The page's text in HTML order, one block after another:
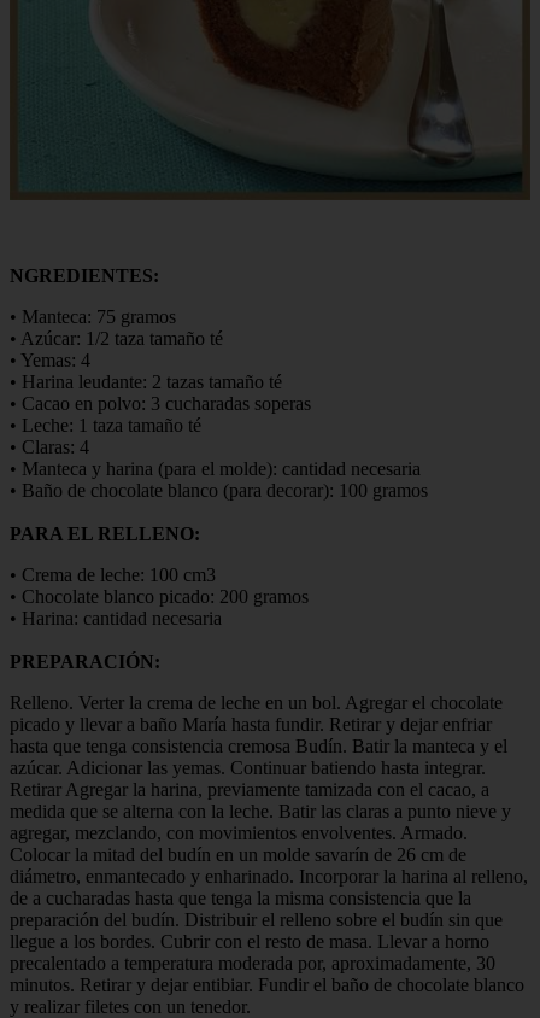
NGREDIENTES:
• Manteca: 75 gramos
• Azúcar: 1/2 taza tamaño té
• Yemas: 4
• Harina leudante: 2 tazas tamaño té
• Cacao en polvo: 3 cucharadas soperas
• Leche: 1 taza tamaño té
• Claras: 4
• Manteca y harina (para el molde): cantidad necesaria
• Baño de chocolate blanco (para decorar): 100 gramos
PARA EL RELLENO:
• Crema de leche: 100 cm3
• Chocolate blanco picado: 200 gramos
• Harina: cantidad necesaria
PREPARACIÓN:
Relleno. Verter la crema de leche en un bol. Agregar el chocolate
picado y llevar a baño María hasta fundir. Retirar y dejar enfriar
hasta que tenga consistencia cremosa Budín. Batir la manteca y el
azúcar. Adicionar las yemas. Continuar batiendo hasta integrar.
Retirar Agregar la harina, previamente tamizada con el cacao, a
medida que se alterna con la leche. Batir las claras a punto nieve y
agregar, mezclando, con movimientos envolventes. Armado.
Colocar la mitad del budín en un molde savarín de 26 cm de
diámetro, enmantecado y enharinado. Incorporar la harina al relleno,
de a cucharadas hasta que tenga la misma consistencia que la
preparación del budín. Distribuir el relleno sobre el budín sin que
llegue a los bordes. Cubrir con el resto de masa. Llevar a horno
precalentado a temperatura moderada por, aproximadamente, 30
minutos. Retirar y dejar entibiar. Fundir el baño de chocolate blanco
y realizar filetes con un tenedor.